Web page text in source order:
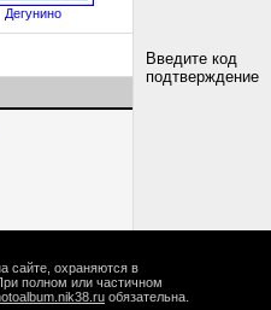
Дегунино
Введите код
подтверждение
сайте, охраняются в
полном или частичном
обязательна.